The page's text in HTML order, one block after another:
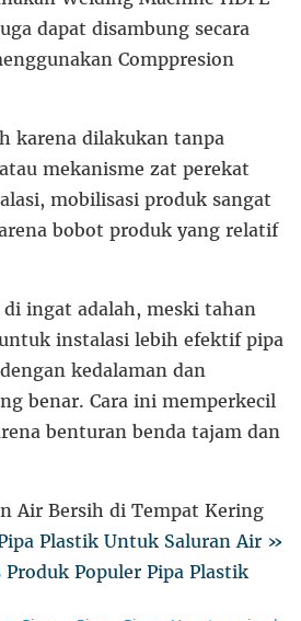
dapat disambung secara
Comppresion
karena dilakukan tanpa
mekanisme zat perekat
mobilisasi produk sangat
bobot produk yang relatif
ingat adalah, meski tahan
instalasi lebih efektif pipa
kedalaman dan
benar. Cara ini memperkecil
benturan benda tajam dan
Air Bersih di Tempat Kering
Plastik Untuk Saluran Air »
Populer Pipa Plastik